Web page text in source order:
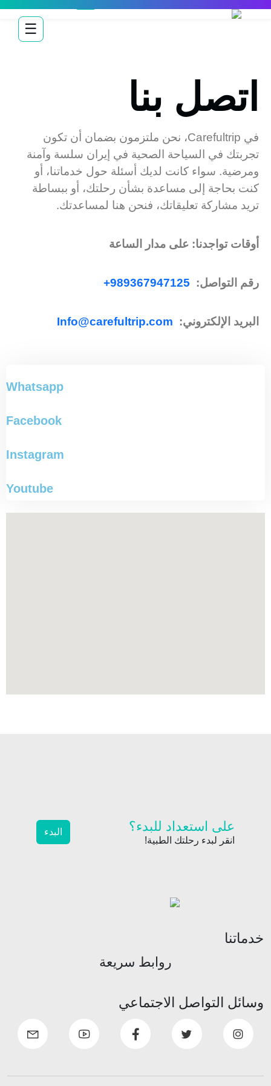
☰
اتصل بنا
في Carefultrip، نحن ملتزمون بضمان أن تكون
تجربتك في السياحة الصحية في إيران سلسة وآمنة
ومرضية. سواء كانت لديك أسئلة حول خدماتنا، أو
كنت بحاجة إلى مساعدة بشأن رحلتك، أو ببساطة
تريد مشاركة تعليقاتك، فنحن هنا لمساعدتك.
أوقات تواجدنا: علی مدار الساعة
رقم التواصل: 989367947125
+
البرید الإلکتروني: Info@carefultrip.com
Whatsapp
Facebook
Instagram
Youtube
على استعداد للبدء؟
انقر لبدء رحلتك الطبية!
البدء
خدماتنا
روابط سريعة
وسائل التواصل الاجتماعي